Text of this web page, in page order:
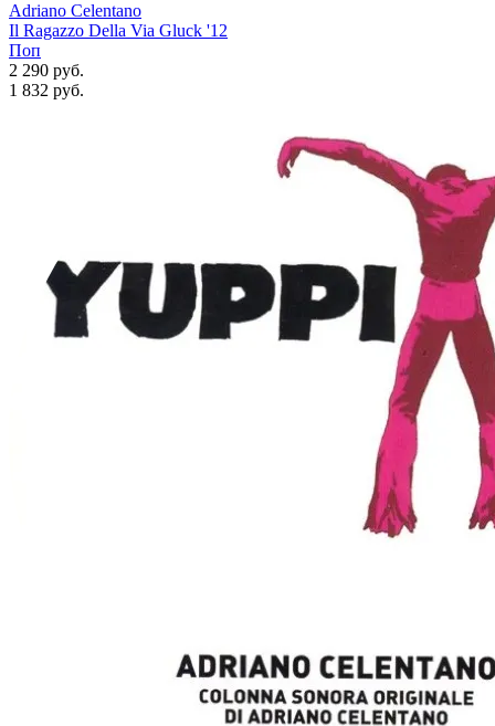
Adriano Celentano
Il Ragazzo Della Via Gluck '12
Поп
2 290 руб.
1 832 руб.